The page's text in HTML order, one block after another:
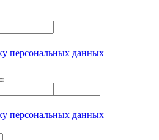
персональных данных
персональных данных